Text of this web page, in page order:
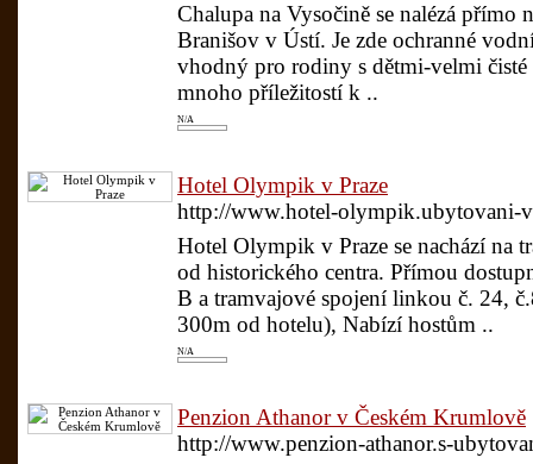
Chalupa na Vysočině se nalézá přímo
Branišov v Ústí. Je zde ochranné
vhodný pro rodiny s dětmi-velmi
mnoho příležitostí k ..
N/A
Hotel Olympik v Praze
http://www.hotel-olympik.ubytovani-
Hotel Olympik v Praze se nachází na
od historického centra. Přímou
B a tramvajové spojení linkou č. 24,
300m od hotelu), Nabízí hostům ..
N/A
Penzion Athanor v Českém Krumlově
http://www.penzion-athanor.s-